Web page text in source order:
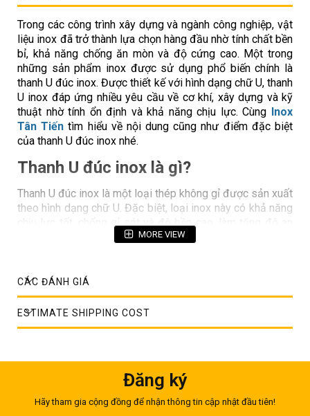
Trong các công trình xây dựng và ngành công nghiệp, vật
liệu inox đã trở thành lựa chọn hàng đầu nhờ tính chất bền
bỉ, khả năng chống ăn mòn và độ cứng cao. Một trong
những sản phẩm inox được sử dụng phổ biến chính là
thanh U đúc inox. Được thiết kế với hình dạng chữ U, thanh
U inox đáp ứng nhiều yêu cầu về cơ khí, xây dựng và kỹ
thuật nhờ tính ổn định và khả năng chịu lực. Cùng Inox
Tân Tiến tìm hiểu về nội dung cũng như điểm đặc biệt
của thanh U đúc inox nhé.
Thanh U đúc inox là gì?
Thanh U đúc inox là một loại thép không gỉ được sản xuất
theo hình dạng chữ U. Đặc biệt, loại inox này có khả năng
chịu lực tốt, chống gỉ sét và độ bền cao, làm tăng độ an
toàn và tuổi thọ cho công trình hoặc thiết bị mà nó được
bằng phương pháp đúc nguyên khối, giúp tạo ra sản
phẩm với độ bền cao hơn, đồng nhất về cấu trúc và khả
năng chịu tải tốt hơn.
Mua thanh U đúc inox giá rẻ ngay tại đây!
MORE VIEW
CÁC ĐÁNH GIÁ
ESTIMATE SHIPPING COST
Đăng ký
Hãy tham gia cộng đồng để nhận thông tin cập nhật đầu tiên!